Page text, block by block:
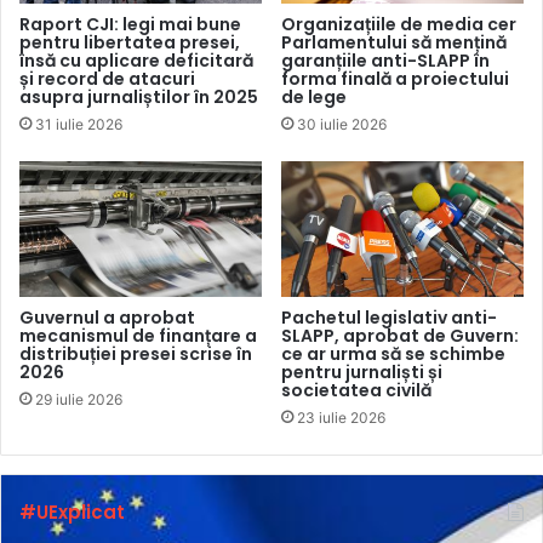
sumelor nedeclarate, lichidarea entității etc.
Anterior, 135 de organizații ale societății civile au
condamnat demersul, calificând proiectul drept „o
ale omului și libertatea presei
.
CONCLUZIILE CNA
Înraportulsău, CNA atenționează că reglementările
propuse în proiectul de lege privind „agenții străini” sunt
formulate într-un mod vag și confuz, ceea ce creează
riscul instituirii unor proceduri arbitrare, discreționare și
predispuse la abuzuri. Potrivit CNA, proiectul de lege ar
putea prejudicia grav interesul public.
Printre principalele obiecții formulate de CNA se numără
Raport CJI: legi mai bune
pentru libertatea presei,
însă cu aplicare deficitară
și record de atacuri
asupra jurnaliștilor în 2025
31 iulie 2026
Organizațiile de media cer
Parlamentului să mențină
garanțiile anti-SLAPP în
forma finală a proiectului
de lege
30 iulie 2026
Guvernul a aprobat
mecanismul de finanțare a
distribuției presei scrise în
2026
29 iulie 2026
Pachetul legislativ anti-
SLAPP, aprobat de Guvern:
ce ar urma să se schimbe
pentru jurnaliști și
societatea civilă
23 iulie 2026
#UExplicat